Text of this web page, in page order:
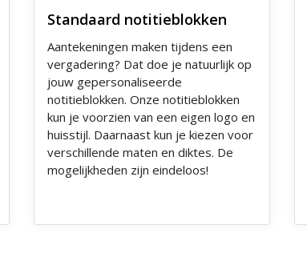
Standaard notitieblokken
Aantekeningen maken tijdens een
vergadering? Dat doe je natuurlijk op
jouw gepersonaliseerde
notitieblokken. Onze notitieblokken
kun je voorzien van een eigen logo en
huisstijl. Daarnaast kun je kiezen voor
verschillende maten en diktes. De
mogelijkheden zijn eindeloos!